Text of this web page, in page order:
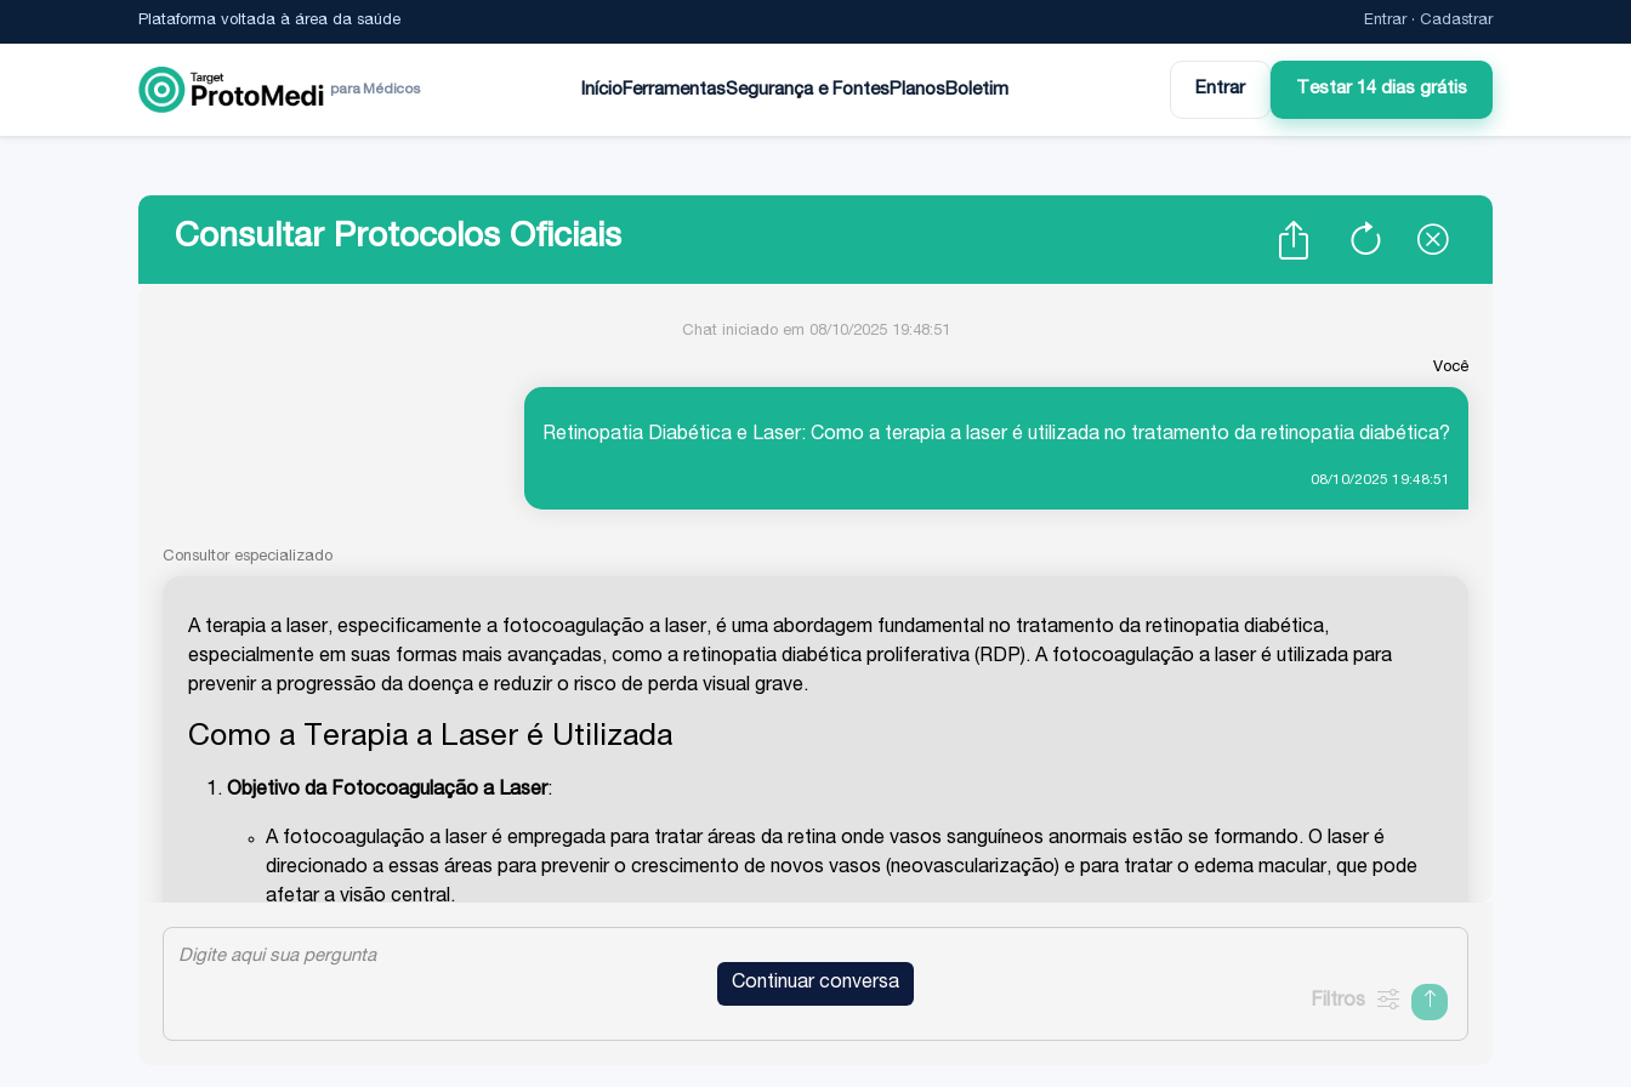
Plataforma voltada à área da saúde Entrar· Cadastrar
para Médicos InícioFerramentasSegurança e FontesPlanosBoletim Entrar Testar 14 dias grátis
Consultar Protocolos Oficiais
Chat iniciado em 08/10/2025 19:48:51
Você
Retinopatia Diabética e Laser: Como a terapia a laser é utilizada no tratamento da retinopatia diabética?
08/10/2025 19:48:51
Consultor especializado
A terapia a laser, especificamente a fotocoagulação a laser, é uma abordagem fundamental no tratamento da retinopatia diabética,
especialmente em suas formas mais avançadas, como a retinopatia diabética proliferativa (RDP). A fotocoagulação a laser é utilizada para
prevenir a progressão da doença e reduzir o risco de perda visual grave.
Como a Terapia a Laser é Utilizada
Objetivo da Fotocoagulação a Laser:
A fotocoagulação a laser é empregada para tratar áreas da retina onde vasos sanguíneos anormais estão se formando. O laser é
direcionado a essas áreas para prevenir o crescimento de novos vasos (neovascularização) e para tratar o edema macular, que pode
afetar a visão central.
Técnica de Panfotocoagulação
A técnica mais comum utilizada é a panfotocoagulação (PFC), que envolve a aplicação de múltiplas queimaduras a laser na retina. Este
Continuar conversa
Filtros